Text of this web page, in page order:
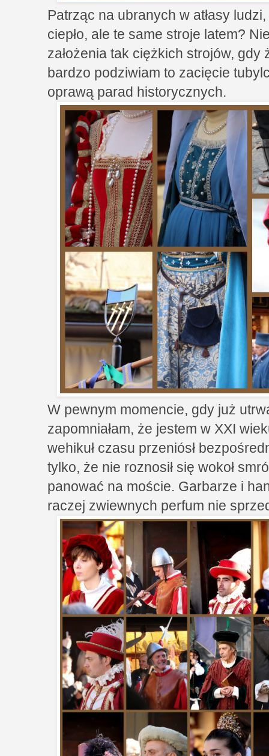
Patrząc na ubranych w atłasy
ciepło, ale te same stroje latem?
założenia tak ciężkich strojów,
bardzo podziwiam to zacięcie
oprawą parad historycznych.
W pewnym momencie, gdy już
zapomniałam, że jestem w XXI
wehikuł czasu przeniósł
tylko, że nie roznosił się wokoł
panować na moście. Garbarze i
raczej zwiewnych perfum nie